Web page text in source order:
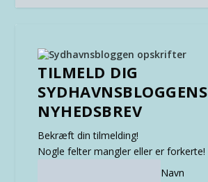
TILMELD DIG
SYDHAVNSBLOGGENS
NYHEDSBREV
Bekræft din tilmelding!
Nogle felter mangler eller er forkerte!
Navn